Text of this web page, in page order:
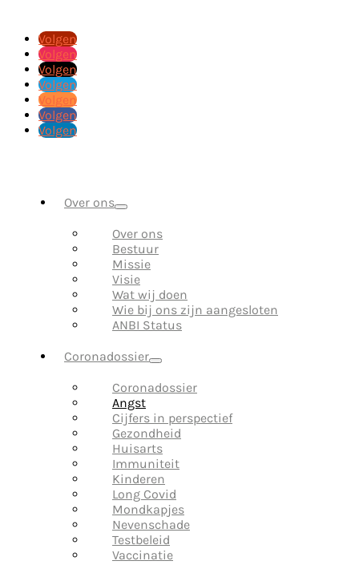
Volgen
Volgen
Volgen
Volgen
Volgen
Volgen
Volgen
Over ons
Over ons
Bestuur
Missie
Visie
Wat wij doen
Wie bij ons zijn aangesloten
ANBI Status
Coronadossier
Coronadossier
Angst
Cijfers in perspectief
Gezondheid
Huisarts
Immuniteit
Kinderen
Long Covid
Mondkapjes
Nevenschade
Testbeleid
Vaccinatie